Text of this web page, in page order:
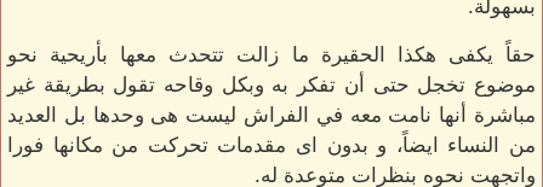
بسهولة.
حقاً يكفى هكذا الحقيرة ما زالت تتحدث معها بأريحية نحو
موضوع تخجل حتى أن تفكر به وبكل وقاحه تقول بطريقة غير
مباشرة أنها نامت معه في الفراش ليست هى وحدها بل العديد
من النساء ايضاً، و بدون اى مقدمات تحركت من مكانها فورا
واتجهت نحوه بنظرات متوعدة له.